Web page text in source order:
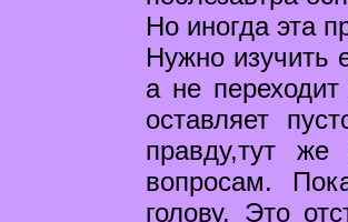
Но иногда эта
Нужно изучить
а не
оставляет
правду,тут же
вопросам.
голову. Это